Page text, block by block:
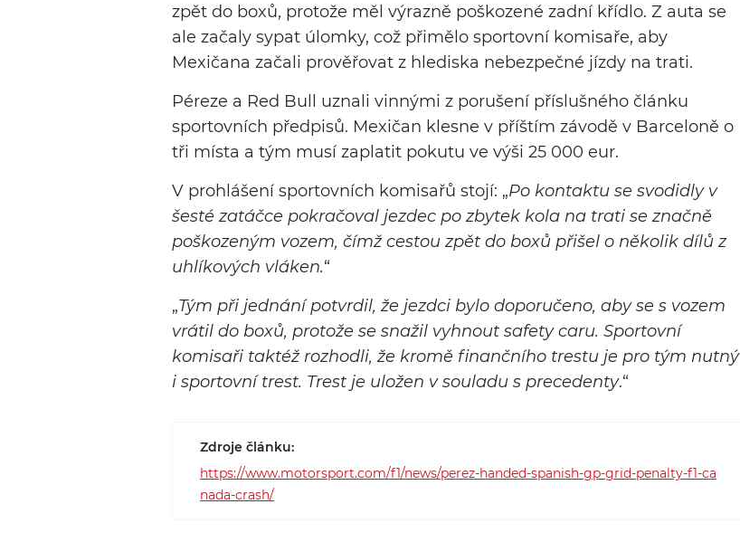
zpět do boxů, protože měl výrazně poškozené zadní křídlo. Z auta se
ale začaly sypat úlomky, což přimělo sportovní komisaře, aby
Mexičana začali prověřovat z hlediska nebezpečné jízdy na trati.
Péreze a Red Bull uznali vinnými z porušení příslušného článku
sportovních předpisů. Mexičan klesne v příštím závodě v Barceloně o
tři místa a tým musí zaplatit pokutu ve výši 25 000 eur.
V prohlášení sportovních komisařů stojí: „Po kontaktu se svodidly v
šesté zatáčce pokračoval jezdec po zbytek kola na trati se značně
poškozeným vozem, čímž cestou zpět do boxů přišel o několik dílů z
uhlíkových vláken.“
„Tým při jednání potvrdil, že jezdci bylo doporučeno, aby se s vozem
vrátil do boxů, protože se snažil vyhnout safety caru. Sportovní
komisaři taktéž rozhodli, že kromě finančního trestu je pro tým nutný
i sportovní trest. Trest je uložen v souladu s precedenty.“
Zdroje článku:
https://www.motorsport.com/f1/news/perez-handed-spanish-gp-grid-penalty-f1-ca
nada-crash/